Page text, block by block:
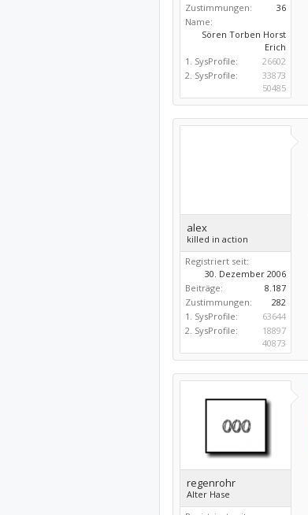
Zustimmungen:
36
Name:
Sören Torben Horst
Erich
1. SysProfile:
26602
2. SysProfile:
33873
50485
alex
killed in action
Registriert seit:
30. Dezember 2006
Beiträge:
8.187
Zustimmungen:
282
1. SysProfile:
63644
2. SysProfile:
18897
40873
regenrohr
Alter Hase